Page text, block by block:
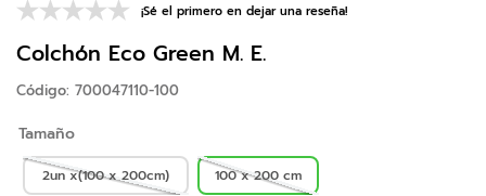
¡Sé el primero en dejar una reseña!
Colchón Eco Green M. E.
Código: 700047110-100
Tamaño
2un x(100 x 200cm) 100 x 200 cm
7 .
almohadas
8.
sofa cama
9.
natasha
10. camas